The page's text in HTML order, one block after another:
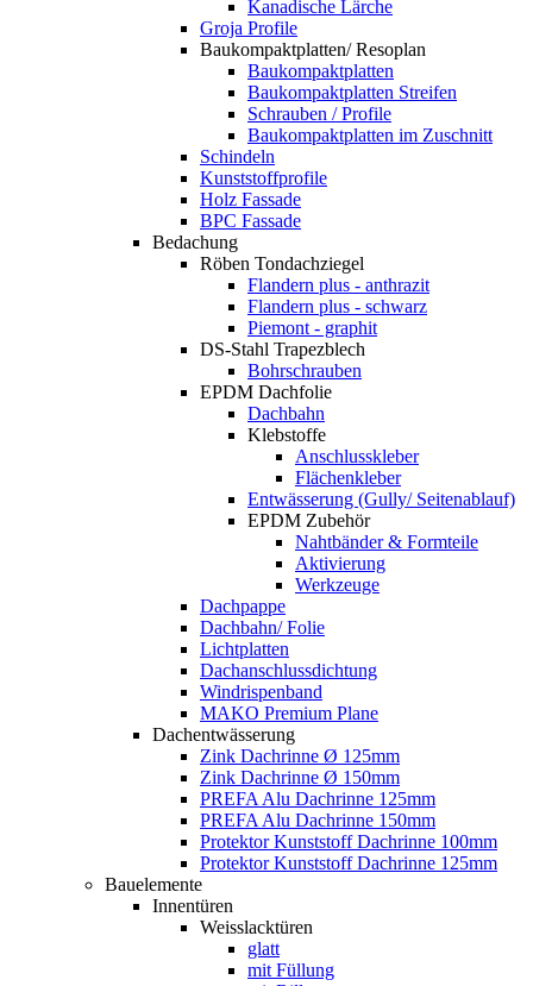
Kanadische Lärche
Groja Profile
Baukompaktplatten/ Resoplan
Baukompaktplatten
Baukompaktplatten Streifen
Schrauben / Profile
Baukompaktplatten im Zuschnitt
Schindeln
Kunststoffprofile
Holz Fassade
BPC Fassade
Bedachung
Röben Tondachziegel
Flandern plus - anthrazit
Flandern plus - schwarz
Piemont - graphit
DS-Stahl Trapezblech
Bohrschrauben
EPDM Dachfolie
Dachbahn
Klebstoffe
Anschlusskleber
Flächenkleber
Entwässerung (Gully/ Seitenablauf)
EPDM Zubehör
Nahtbänder & Formteile
Aktivierung
Werkzeuge
Dachpappe
Dachbahn/ Folie
Lichtplatten
Dachanschlussdichtung
Windrispenband
MAKO Premium Plane
Dachentwässerung
Zink Dachrinne Ø 125mm
Zink Dachrinne Ø 150mm
PREFA Alu Dachrinne 125mm
PREFA Alu Dachrinne 150mm
Protektor Kunststoff Dachrinne 100mm
Protektor Kunststoff Dachrinne 125mm
Bauelemente
Innentüren
Weisslacktüren
glatt
mit Füllung